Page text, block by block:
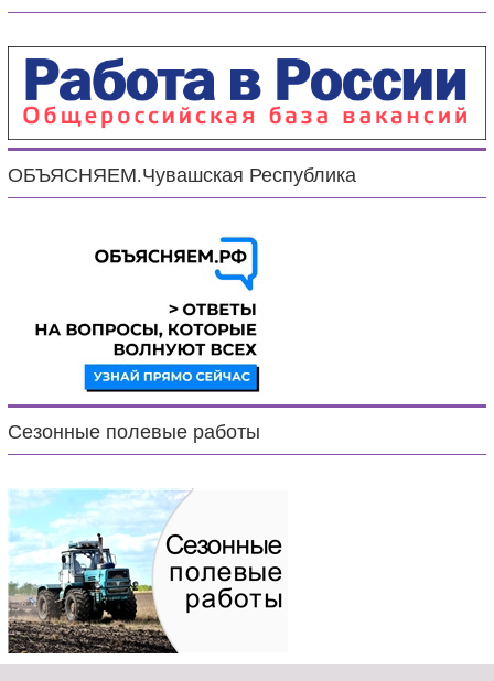
ОБЪЯСНЯЕМ.Чувашская Республика
Сезонные полевые работы